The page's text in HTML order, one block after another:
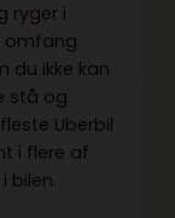
ryger i
omfang
du ikke kan
stå og
Uberbil
i flere af
bilen.